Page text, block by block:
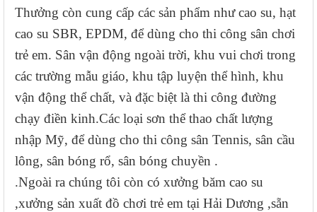
Thưởng còn cung cấp các sản phẩm như cao su, hạt
cao su SBR, EPDM, để dùng cho thi công sân chơi
trẻ em. Sân vận động ngoài trời, khu vui chơi trong
các trường mẫu giáo, khu tập luyện thể hình, khu
vận động thể chất, và đặc biệt là thi công đường
chạy điền kinh.Các loại sơn thể thao chất lượng
nhập Mỹ, để dùng cho thi công sân Tennis, sân cầu
lông, sân bóng rổ, sân bóng chuyền .
.Ngoài ra chúng tôi còn có xưởng băm cao su
,xưởng sản xuất đồ chơi trẻ em tại Hải Dương ,sẵn